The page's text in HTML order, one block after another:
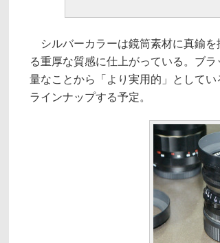
シルバーカラーは鏡筒素材に真鍮を
る重厚な質感に仕上がっている。ブ
量なことから「より実用的」として
ラインナップする予定。